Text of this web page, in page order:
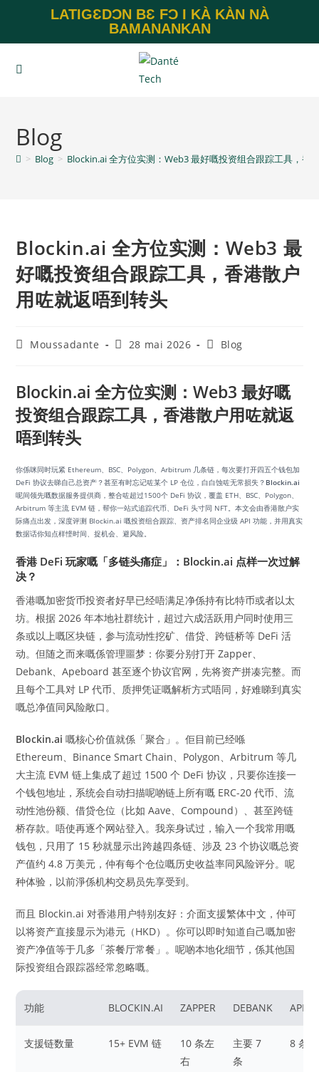
LATIGƐDƆN BƐ FƆ I KÀ KÀN NÀ
BAMANANKAN
Blog
> Blog > Blockin.ai 全方位实测：Web3 最好嘅投资组合跟踪工具，香
Blockin.ai 全方位实测：Web3 最
好嘅投资组合跟踪工具，香港散户
用咗就返唔到转头
Moussadante 28 mai 2026 Blog
Blockin.ai 全方位实测：Web3 最好嘅
投资组合跟踪工具，香港散户用咗就返
唔到转头
你係咪同时玩紧 Ethereum、BSC、Polygon、Arbitrum 几条链，每次要打开四五个钱包加
DeFi 协议去睇自己总资产？甚至有时忘记咗某个 LP 仓位，白白蚀咗无常损失？ Blockin.ai
呢间领先嘅数据服务提供商，整合咗超过1500个 DeFi 协议，覆盖 ETH、BSC、Polygon、
Arbitrum 等主流 EVM 链，帮你一站式追踪代币、DeFi 头寸同 NFT。本文会由香港散户实
际痛点出发，深度评测 Blockin.ai 嘅投资组合跟踪、资产排名同企业级 API 功能，并用真实
数据话你知点样悭时间、捉机会、避风险。
香港 DeFi 玩家嘅「多链头痛症」：Blockin.ai 点样一次过解
决？
香港嘅加密货币投资者好早已经唔满足净係持有比特币或者以太
坊。根据 2026 年本地社群统计，超过六成活跃用户同时使用三
条或以上嘅区块链，参与流动性挖矿、借贷、跨链桥等 DeFi 活
动。但随之而来嘅係管理噩梦：你要分别打开 Zapper、
Debank、Apeboard 甚至逐个协议官网，先将资产拼凑完整。而
且每个工具对 LP 代币、质押凭证嘅解析方式唔同，好难睇到真实
嘅总净值同风险敞口。
Blockin.ai 嘅核心价值就係「聚合」。佢目前已经喺
Ethereum、Binance Smart Chain、Polygon、Arbitrum 等几
大主流 EVM 链上集成了超过 1500 个 DeFi 协议，只要你连接一
个钱包地址，系统会自动扫描呢啲链上所有嘅 ERC-20 代币、流
动性池份额、借贷仓位（比如 Aave、Compound）、甚至跨链
桥存款。唔使再逐个网站登入。我亲身试过，输入一个我常用嘅
钱包，只用了 15 秒就显示出跨越四条链、涉及 23 个协议嘅总资
产值约 4.8 万美元，仲有每个仓位嘅历史收益率同风险评分。呢
种体验，以前淨係机构交易员先享受到。
而且 Blockin.ai 对香港用户特别友好：介面支援繁体中文，仲可
以将资产直接显示为港元（HKD）。你可以即时知道自己嘅加密
资产净值等于几多「茶餐厅常餐」。呢啲本地化细节，係其他国
际投资组合跟踪器经常忽略嘅。
功能 BLOCKIN.AI ZAPPER DEBANK
支援链数量 15+ EVM 链
10 条左
右
主要 7
条
8 条